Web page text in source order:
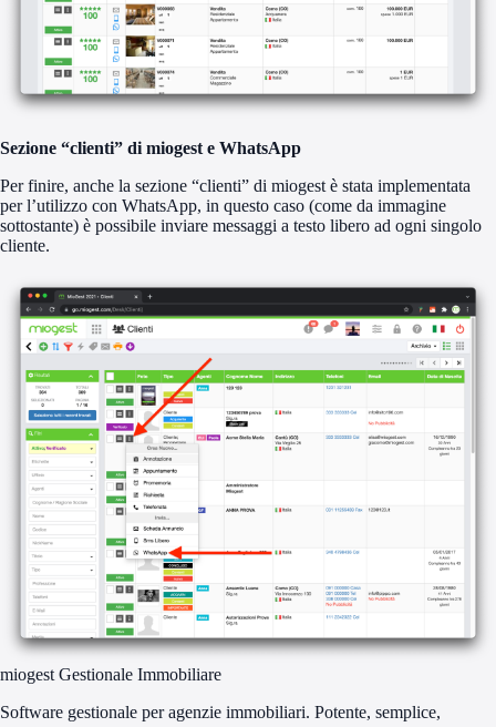
Sezione “clienti” di miogest e WhatsApp
Per finire, anche la sezione “clienti” di miogest è stata implementata
per l’utilizzo con WhatsApp, in questo caso (come da immagine
sottostante) è possibile inviare messaggi a testo libero ad ogni singolo
cliente.
miogest Gestionale Immobiliare
Software gestionale per agenzie immobiliari. Potente, semplice,